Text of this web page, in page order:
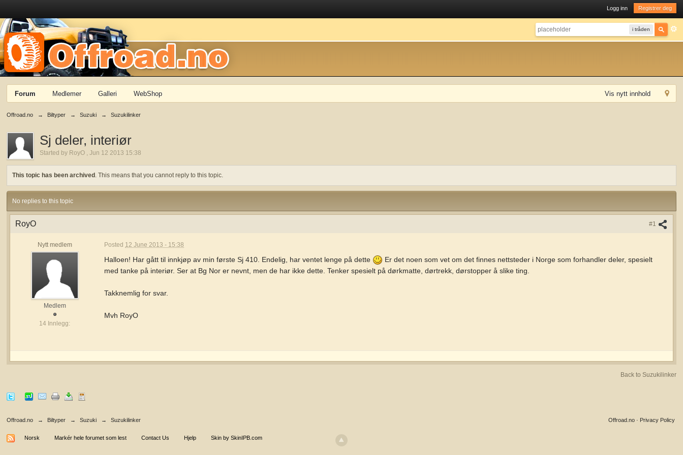
Logg inn Registrer deg
i tråden
Vis nytt innhold
Forum Medlemer Galleri WebShop
Offroad.no → Biltyper → Suzuki → Suzukilinker
Sj deler, interiør
Started by RoyO ,Jun 12 2013 15:38
This topic has been archived . This means that you cannot reply to this topic.
No replies to this topic
#1
RoyO
Nytt medlem
Medlem
14 Innlegg:
Posted 12 June 2013 - 15:38
Halloen! Har gått til innkjøp av min første Sj 410. Endelig, har ventet lenge på dette
Er det noen som vet om det finnes nettsteder i Norge som forhandler deler, spesielt
med tanke på interiør. Ser at Bg Nor er nevnt, men de har ikke dette. Tenker spesielt på dørkmatte, dørtrekk, dørstopper å slike ting.
Takknemlig for svar.
Mvh RoyO
Back to Suzukilinker
Offroad.no → Biltyper → Suzuki → Suzukilinker Privacy Policy
Offroad.no ·
Norsk Markér hele forumet som lest Contact Us Hjelp Skin by SkinIPB.com